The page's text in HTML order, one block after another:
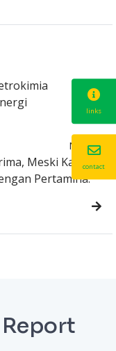
Next
Meski Kalah
Pertamina.
links
contact